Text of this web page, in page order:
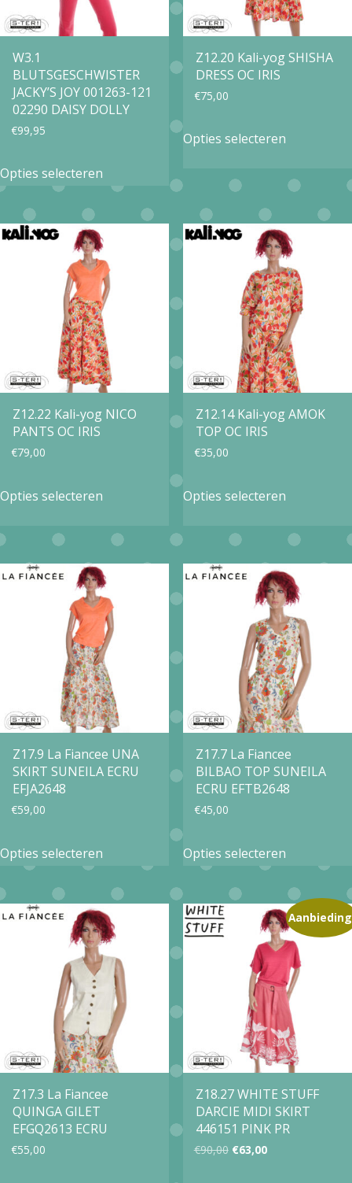
de
W3.1
BLUTSGESCHWISTER
JACKY’S JOY 001263-121
02290 DAISY DOLLY
€99,95
Opties selecteren
product
meerdere
variaties.
Deze
optie
kan
gekozen
worden
op
Z12.20 Kali-yog SHISHA
DRESS OC IRIS
€75,00
Opties selecteren
heeft
variaties.
Deze
optie
kan
gekozen
worden
op
Z12.22 Kali-yog NICO
PANTS OC IRIS
€79,00
Opties selecteren
heeft
meerdere
variaties.
Deze
optie
kan
gekozen
worden
op
de
productpagina
Z12.14 Kali-yog AMOK
TOP OC IRIS
€35,00
Opties selecteren
heeft
meerdere
variaties.
Deze
optie
kan
gekozen
worden
op
de
Z17.9 La Fiancee UNA
SKIRT SUNEILA ECRU
EFJA2648
€59,00
Opties selecteren
product
heeft
meerdere
variaties.
Deze
optie
kan
gekozen
worden
op
productpagina
Z17.7 La Fiancee
BILBAO TOP SUNEILA
ECRU EFTB2648
€45,00
Opties selecteren
product
heeft
meerdere
variaties.
Deze
optie
kan
gekozen
worden
op
de
Z17.3 La Fiancee
QUINGA GILET
EFGQ2613 ECRU
€55,00
Z18.27 WHITE STUFF
DARCIE MIDI SKIRT
446151 PINK PR
€90,00 Oorspronkelijke
€63,00Huidige